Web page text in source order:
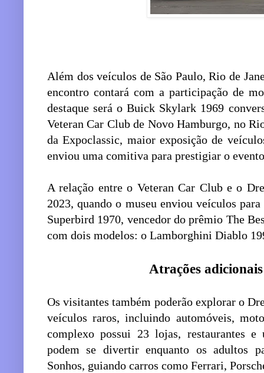
Além dos veículos de São Paulo, Rio de
encontro contará com a participação de
destaque será o Buick Skylark 1969
Veteran Car Club de Novo Hamburgo, no
da Expoclassic, maior exposição de
enviou uma comitiva para prestigiar o
A relação entre o Veteran Car Club e o
2023, quando o museu enviou veículos
Superbird 1970, vencedor do prêmio The
com dois modelos: o Lamborghini Diablo
Atrações
Os visitantes também poderão explorar o
veículos raros, incluindo automóveis,
complexo possui 23 lojas, restaurantes
podem se divertir enquanto os adultos
Sonhos, guiando carros como Ferrari,